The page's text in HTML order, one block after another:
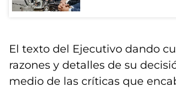
El texto del Ejecutivo dando
razones y detalles de su
medio de las críticas que